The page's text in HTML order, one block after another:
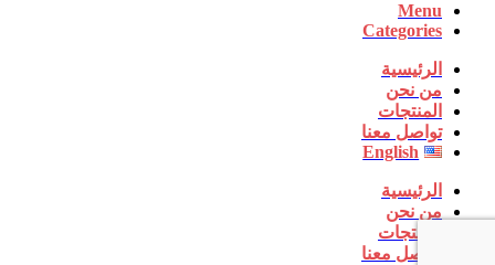
Menu
Categories
الرئيسية
من نحن
المنتجات
تواصل معنا
English
الرئيسية
من نحن
المنتجات
تواصل معنا